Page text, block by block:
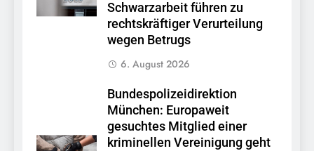
Schwarzarbeit führen zu
rechtskräftiger Verurteilung
wegen Betrugs
6. August 2026
Bundespolizeidirektion
München: Europaweit
gesuchtes Mitglied einer
kriminellen Vereinigung geht